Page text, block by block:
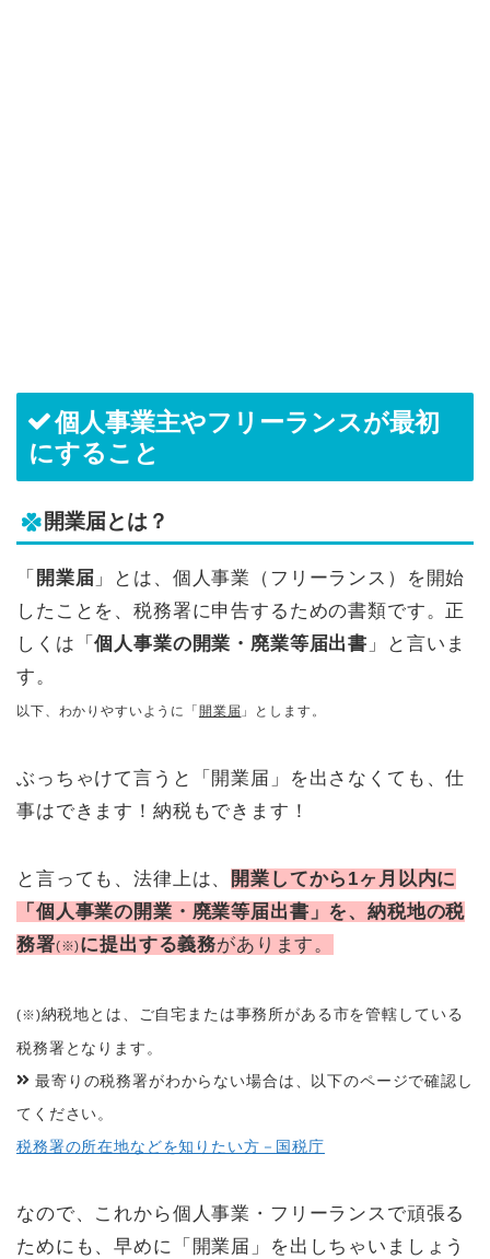
個人事業主やフリーランスが最初
にすること
開業届とは？
「 開業届 」とは、個人事業（フリーランス）を開始
したことを、税務署に申告するための書類です。正
しくは「個人事業の開業・廃業等届出書 」と言いま
す。
以下、わかりやすいように「開業届 」とします。
ぶっちゃけて言うと「開業届」を出さなくても、仕
事はできます！納税もできます！
と言っても、法律上は、
開業してから1ヶ月以内に
「個人事業の開業・廃業等届出書」を、納税地の税
務署(※)に提出する義務があります。
(※)納税地とは、ご自宅または事務所がある市を管轄している
税務署となります。
最寄りの税務署がわからない場合は、以下のページで確認し
てください。
税務署の所在地などを知りたい方－国税庁
なので、これから個人事業・フリーランスで頑張る
ためにも、早めに「開業届」を出しちゃいましょう